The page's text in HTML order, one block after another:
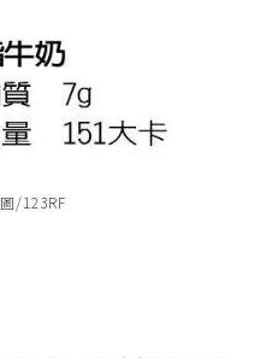
/123RF